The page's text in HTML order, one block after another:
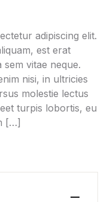
adipiscing elit.
est erat
vitae neque.
nisi, in ultricies
molestie lectus
turpis lobortis, eu
[…]